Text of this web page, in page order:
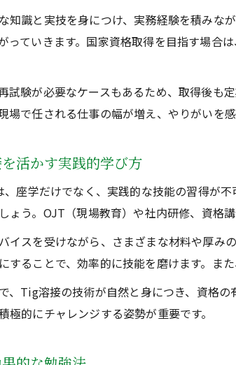
JIS溶接資格一覧
Tig溶接資格の難易度
Tig溶接の国家資
実務で活かすTig
資格取得で目指す安
Tig溶接資格取得
Tig溶接の資格が
国家資格取得で
Tig溶接資格でキ
溶接工資格とTig
知識と実技を身につけ、実務経験を積みな
っていきます。国家資格取得を目指す場合
試験が必要なケースもあるため、取得後
場で任される仕事の幅が増え、やりがいを
活かす実践的学び方
座学だけでなく、実践的な技能の習得が
ょう。OJT（現場教育）や社内研修、資格
イスを受けながら、さまざまな材料や厚
することで、効率的に技能を磨けます。ま
、Tig溶接の技術が自然と身につき、資格
的にチャレンジする姿勢が重要です。